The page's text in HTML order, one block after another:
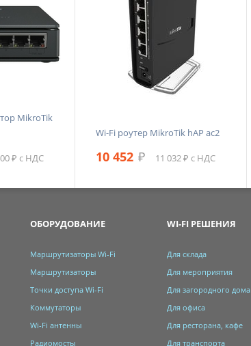
MikroTik
₽ с НДС
Wi-Fi роутер MikroTik hAP ac2
10 452 ₽ 11 032 ₽ с НДС
ОБОРУДОВАНИЕ
Маршрутизаторы Wi-Fi
Маршрутизаторы
Точки доступа Wi-Fi
Коммутаторы
Wi-Fi антенны
Радиомосты
WI-FI РЕШЕНИЯ
Для склада
Для мероприятия
Для загородного дома
Для офиса
Для ресторана, кафе
Для транспорта